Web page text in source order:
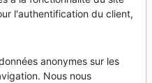
Croissance spirituelle
et réaliser le rêve de
l'authentification du client,
anonymes sur les
Nous nous